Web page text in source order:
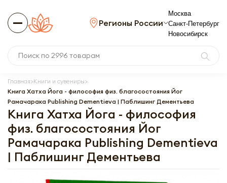
Регионы России
Москва
Санкт-Петербург
Новосибирск
Главная Книги и сувениры
Книга Хатха Йога - философия физ. благосостояния Йог
Рамачарака Publishing Dementieva | Паблишинг Дементьева
Книга Хатха Йога - философия
физ. благосостояния Йог
Рамачарака Publishing Dementieva
| Паблишинг Дементьева